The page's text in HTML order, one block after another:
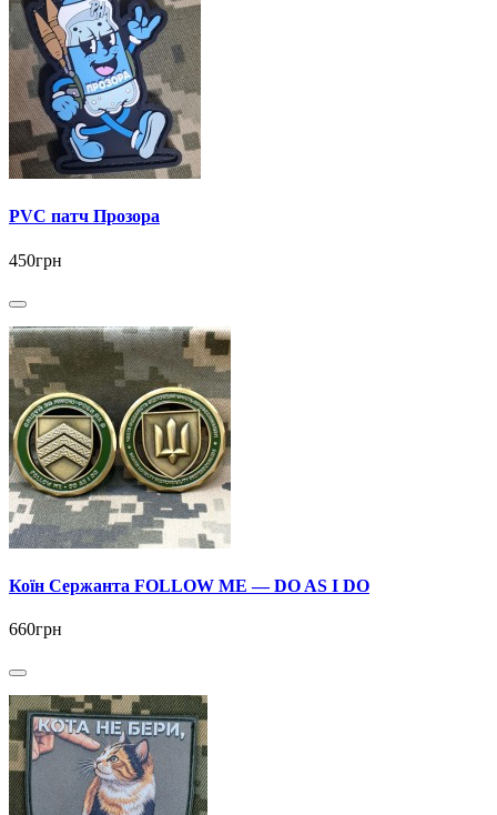
PVC патч Прозора
450грн
Коїн Сержанта FOLLOW ME — DO AS I DO
660грн